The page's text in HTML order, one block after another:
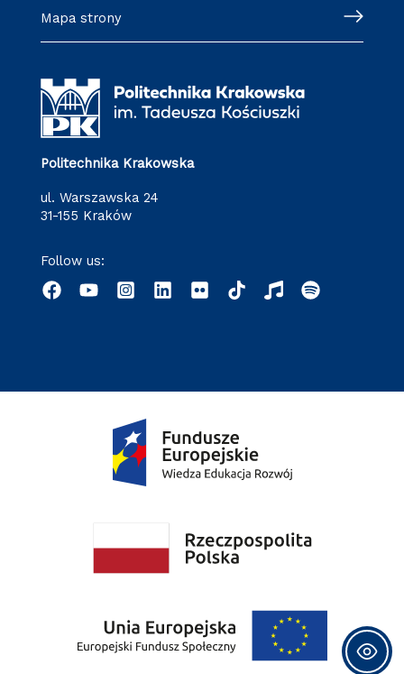
Mapa strony
Politechnika Krakowska
ul. Warszawska 24
31-155 Kraków
Follow us: